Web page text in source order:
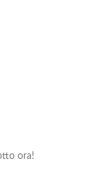
ora!